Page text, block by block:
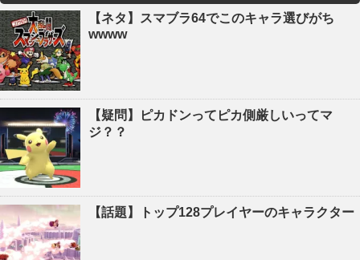
【ネタ】スマブラ64でこのキャラ選びがち
wwww
【疑問】ピカドンってピカ側厳しいってマ
ジ？？
【話題】トップ128プレイヤーのキャラクター